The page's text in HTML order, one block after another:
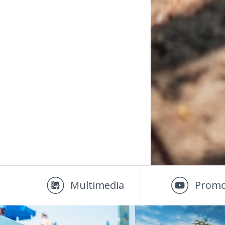
Multimedia